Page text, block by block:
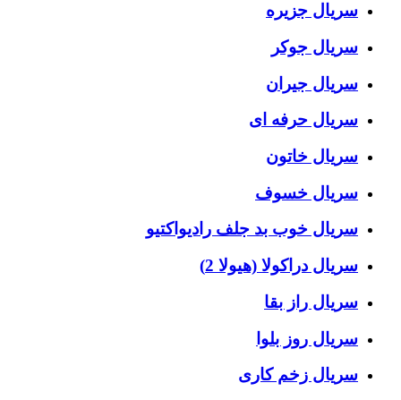
سریال جزیره
سریال جوکر
سریال جیران
سریال حرفه ای
سریال خاتون
سریال خسوف
سریال خوب بد جلف رادیواکتیو
سریال دراکولا (هیولا 2)
سریال راز بقا
سریال روز بلوا
سریال زخم کاری